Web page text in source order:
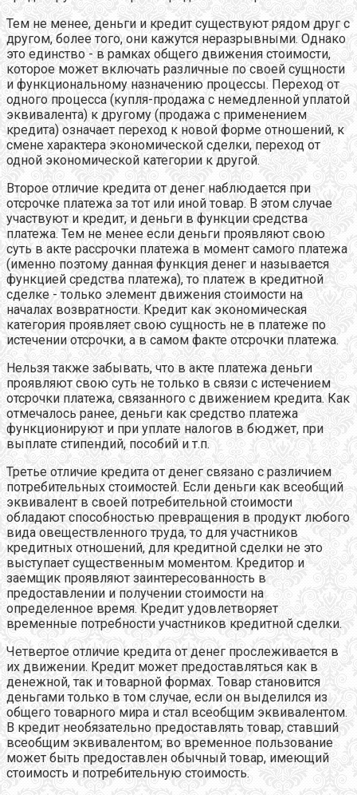
Тем не менее, деньги и кредит существуют рядом друг с
другом, более того, они кажутся неразрывными. Однако
это единство - в рамках общего движения стоимости,
которое может включать различные по своей сущности
и функциональному назначению процессы. Переход от
одного процесса (купля-продажа с немедленной уплатой
эквивалента) к другому (продажа с применением
кредита) означает переход к новой форме отношений, к
смене характера экономической сделки, переход от
одной экономической категории к другой.
Второе отличие кредита от денег наблюдается при
отсрочке платежа за тот или иной товар. В этом случае
участвуют и кредит, и деньги в функции средства
платежа. Тем не менее если деньги проявляют свою
суть в акте рассрочки платежа в момент самого платежа
(именно поэтому данная функция денег и называется
функцией средства платежа), то платеж в кредитной
сделке - только элемент движения стоимости на
началах возвратности. Кредит как экономическая
категория проявляет свою сущность не в платеже по
истечении отсрочки, а в самом факте отсрочки платежа.
Нельзя также забывать, что в акте платежа деньги
проявляют свою суть не только в связи с истечением
отсрочки платежа, связанного с движением кредита. Как
отмечалось ранее, деньги как средство платежа
функционируют и при уплате налогов в бюджет, при
выплате стипендий, пособий и т.п.
Третье отличие кредита от денег связано с различием
потребительных стоимостей. Если деньги как всеобщий
эквивалент в своей потребительной стоимости
обладают способностью превращения в продукт любого
вида овеществленного труда, то для участников
кредитных отношений, для кредитной сделки не это
выступает существенным моментом. Кредитор и
заемщик проявляют заинтересованность в
предоставлении и получении стоимости на
определенное время. Кредит удовлетворяет
временные потребности участников кредитной сделки.
Четвертое отличие кредита от денег прослеживается в
их движении. Кредит может предоставляться как в
денежной, так и товарной формах. Товар становится
деньгами только в том случае, если он выделился из
общего товарного мира и стал всеобщим эквивалентом.
В кредит необязательно предоставлять товар, ставший
всеобщим эквивалентом; во временное пользование
может быть предоставлен обычный товар, имеющий
стоимость и потребительную стоимость.